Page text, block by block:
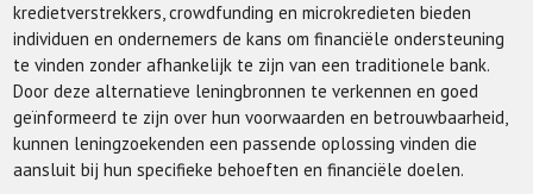
kredietverstrekkers, crowdfunding en microkredieten bieden
individuen en ondernemers de kans om financiële ondersteuning
te vinden zonder afhankelijk te zijn van een traditionele bank.
Door deze alternatieve leningbronnen te verkennen en goed
geïnformeerd te zijn over hun voorwaarden en betrouwbaarheid,
kunnen leningzoekenden een passende oplossing vinden die
aansluit bij hun specifieke behoeften en financiële doelen.